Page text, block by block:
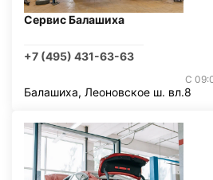
Сервис Балашиха
+7 (495) 431-63-63
С
Балашиха, Леоновское ш. вл.8